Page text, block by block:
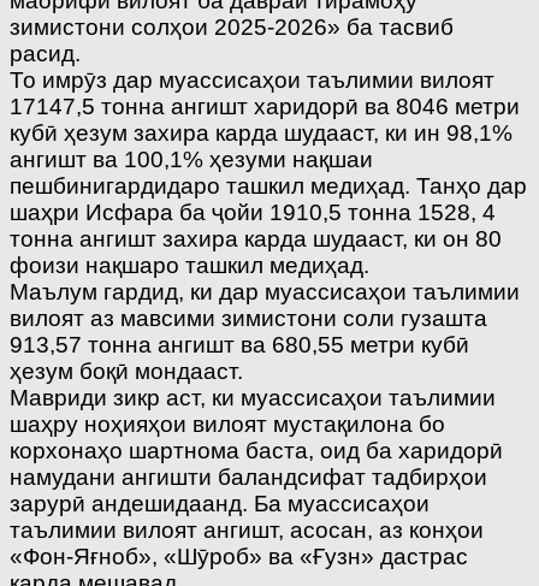
зимистони солҳои 2025-2026» ба тасвиб
расид.
То имрӯз дар муассисаҳои таълимии вилоят
17147,5 тонна ангишт харидорӣ ва 8046 метри
кубӣ ҳезум захира карда шудааст, ки ин 98,1%
ангишт ва 100,1% ҳезуми нақшаи
пешбинигардидаро ташкил медиҳад. Танҳо дар
шаҳри Исфара ба ҷойи 1910,5 тонна 1528, 4
тонна ангишт захира карда шудааст, ки он 80
фоизи нақшаро ташкил медиҳад.
Маълум гардид, ки дар муассисаҳои таълимии
вилоят аз мавсими зимистони соли гузашта
913,57 тонна ангишт ва 680,55 метри кубӣ
ҳезум боқӣ мондааст.
Мавриди зикр аст, ки муассисаҳои таълимии
шаҳру ноҳияҳои вилоят мустақилона бо
корхонаҳо шартнома баста, оид ба харидорӣ
намудани ангишти баландсифат тадбирҳои
зарурӣ андешидаанд. Ба муассисаҳои
таълимии вилоят ангишт, асосан, аз конҳои
«Фон-Яғноб», «Шӯроб» ва «Ғузн» дастрас